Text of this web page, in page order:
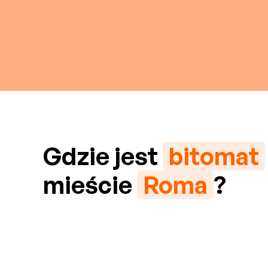
Gdzie jest bitomat
mieście Roma ?